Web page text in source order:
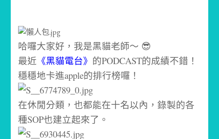
哈囉大家好，我是黑貓老師～ 😎
最近 《黑貓電台》 的PODCAST的成績不錯！
穩穩地卡進apple的排行榜囉！
在休閒分類，也都能在十名以內，錄製的各
種SOP也建立起來了。